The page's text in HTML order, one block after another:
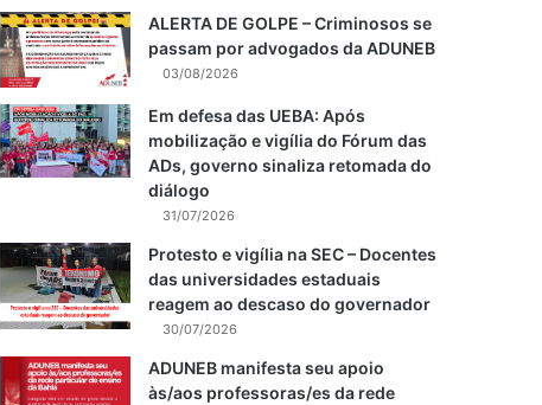
ALERTA DE GOLPE – Criminosos se
passam por advogados da ADUNEB
03/08/2026
Em defesa das UEBA: Após
mobilização e vigília do Fórum das
ADs, governo sinaliza retomada do
diálogo
31/07/2026
Protesto e vigília na SEC – Docentes
das universidades estaduais
reagem ao descaso do governador
30/07/2026
ADUNEB manifesta seu apoio
às/aos professoras/es da rede